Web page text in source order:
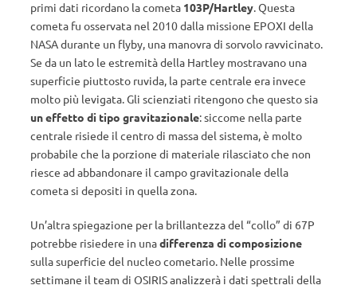
primi dati ricordano la cometa 103P/Hartley . Questa
cometa fu osservata nel 2010 dalla missione EPOXI della
NASA durante un flyby, una manovra di sorvolo ravvicinato.
Se da un lato le estremità della Hartley mostravano una
superficie piuttosto ruvida, la parte centrale era invece
molto più levigata. Gli scienziati ritengono che questo sia
un effetto di tipo gravitazionale: siccome nella parte
centrale risiede il centro di massa del sistema, è molto
probabile che la porzione di materiale rilasciato che non
riesce ad abbandonare il campo gravitazionale della
cometa si depositi in quella zona.
Un’altra spiegazione per la brillantezza del “collo” di 67P
potrebbe risiedere in unadifferenza di composizione
sulla superficie del nucleo cometario. Nelle prossime
settimane il team di OSIRIS analizzerà i dati spettrali della